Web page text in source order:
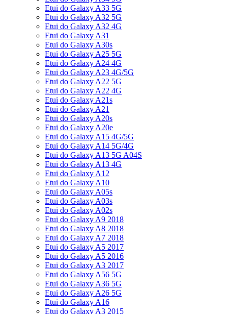
Etui do Galaxy A33 5G
Etui do Galaxy A32 5G
Etui do Galaxy A32 4G
Etui do Galaxy A31
Etui do Galaxy A30s
Etui do Galaxy A25 5G
Etui do Galaxy A24 4G
Etui do Galaxy A23 4G/5G
Etui do Galaxy A22 5G
Etui do Galaxy A22 4G
Etui do Galaxy A21s
Etui do Galaxy A21
Etui do Galaxy A20s
Etui do Galaxy A20e
Etui do Galaxy A15 4G/5G
Etui do Galaxy A14 5G/4G
Etui do Galaxy A13 5G A04S
Etui do Galaxy A13 4G
Etui do Galaxy A12
Etui do Galaxy A10
Etui do Galaxy A05s
Etui do Galaxy A03s
Etui do Galaxy A02s
Etui do Galaxy A9 2018
Etui do Galaxy A8 2018
Etui do Galaxy A7 2018
Etui do Galaxy A5 2017
Etui do Galaxy A5 2016
Etui do Galaxy A3 2017
Etui do Galaxy A56 5G
Etui do Galaxy A36 5G
Etui do Galaxy A26 5G
Etui do Galaxy A16
Etui do Galaxy A3 2015